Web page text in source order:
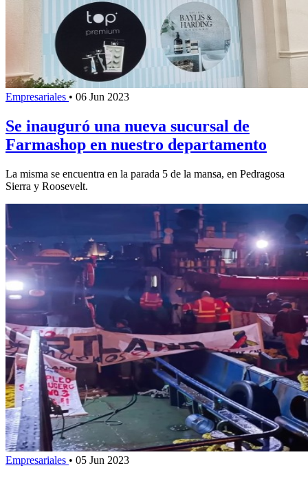
Empresariales • 06 Jun 2023
Se inauguró una nueva sucursal de
Farmashop en nuestro departamento
La misma se encuentra en la parada 5 de la mansa, en Pedragosa
Sierra y Roosevelt.
Empresariales • 05 Jun 2023